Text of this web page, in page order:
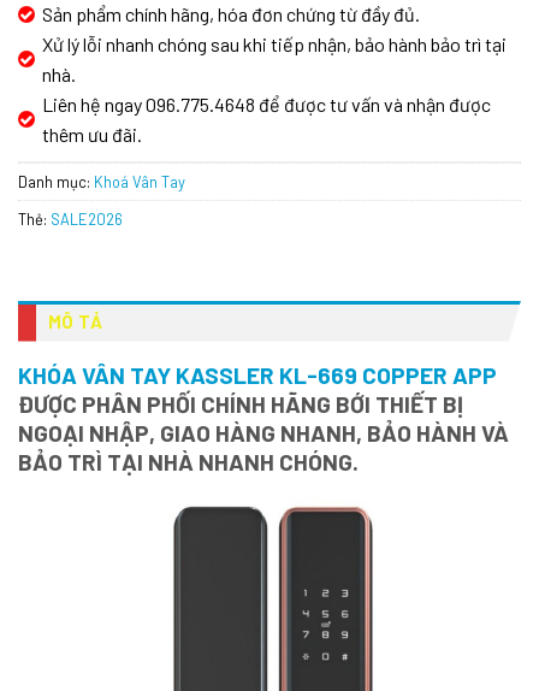
Sản phẩm chính hãng, hóa đơn chứng từ đầy đủ.
Xử lý lỗi nhanh chóng sau khi tiếp nhận, bảo hành bảo trì tại
nhà.
Liên hệ ngay 096.775.4648 để được tư vấn và nhận được
thêm ưu đãi.
Danh mục: Khoá Vân Tay
Thẻ: SALE2026
MÔ TẢ
KHÓA VÂN TAY KASSLER KL-669 COPPER APP
ĐƯỢC PHÂN PHỐI CHÍNH HÃNG BỚI THIẾT BỊ
NGOẠI NHẬP, GIAO HÀNG NHANH, BẢO HÀNH VÀ
BẢO TRÌ TẠI NHÀ NHANH CHÓNG.